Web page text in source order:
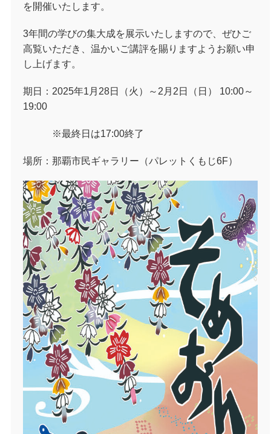
を開催いたします。
3年間の学びの集大成を展示いたしますので、ぜひご
高覧いただき、温かいご講評を賜りますようお願い申
し上げます。
期日：2025年1月28日（火）～2月2日（日） 10:00～
19:00
※最終日は17:00終了
場所：那覇市民ギャラリー（パレットくもじ6F）